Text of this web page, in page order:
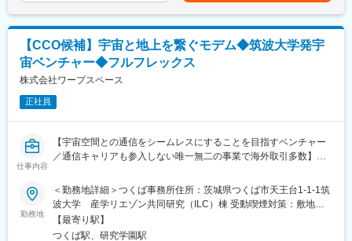
うプリンシパル（事業主体）として実行する役割です。
（1） グローバル水準のAI戦略策定とビジネスモデル変革
・海外の最先端AI活用事例を調査・分析し、顧客の次世代ビジネ
スモデルを構想/提案
・ツール導入に留まらず、顧客組織内のAI CoE設計・設立まで深
くコミット
（2） 経営層との合意形成と変革推進
・数兆円規模の金融グループ等の会長・社長クラスをカウンター
を主導
（3） Ridge-i経営の推進（執行役員・COOトラック）
・CEO直下の実務責任者として、組織課題・成長戦略に日常的に
【CCO候補】宇宙と地上を繋ぐモデム◆筑波大学発宇
宙ベンチャー◆フルフレックス
株式会社ワープスペース
正社員
仕事内容
【宇宙空間との通信をシームレスにすることを目指すベンチャー
／通信キャリアも参入しない唯一無二の事業で海外取引多数】
「世界を良くする宇宙インフラの創造」をミッションに掲げ、宇
宙空間と地上との通信を光通信に変えるためのモデム開発を行う
同社にて、CCOを募集しています。
勤務地
＜勤務地詳細＞つくば事務所住所：茨城県つくば市天王台1-1-1筑
波大学 産学リエゾン共同研究（ILC）棟 受動喫煙対策：敷地内
喫煙可能場所あり変更の範囲：会社の定める事業所
【最寄り駅】
つくば駅、研究学園駅